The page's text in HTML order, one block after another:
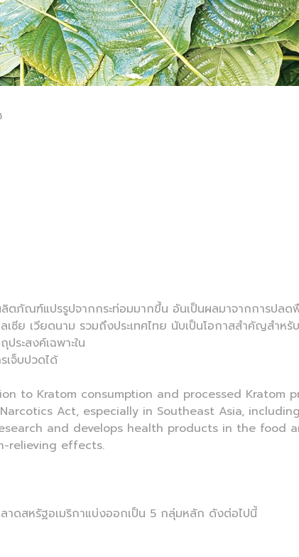
ผลิตภัณฑ์แปรรูปจากกระท่อมมากขึ้น อันเป็นผลมาจากการป
เลเซีย เวียดนาม รวมถึงประเทศไทย นับเป็นโอกาสสำคัญส
ระสงค์เฉพาะใน
เจ็บปวดได้
to Kratom consumption and processed Kratom
Act, especially in Southeast Asia,
and develops health products in the food
relieving effects.
าดสหรัฐอเมริกาแบ่งออกเป็น 5 กลุ่มหลัก ดังต่อไปนี้